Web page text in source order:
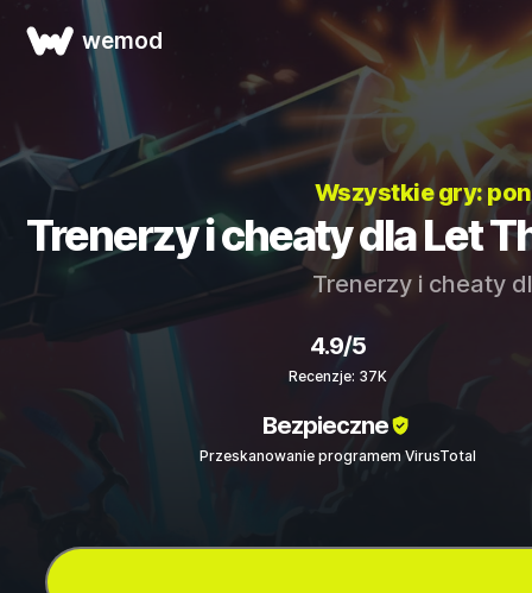
wemod
Wszystkie gry:
Trenerzy i cheaty dla Let
Trenerzy i cheaty
4.9/5
Recenzje: 37K
Bezpieczne
Przeskanowanie programem VirusTotal